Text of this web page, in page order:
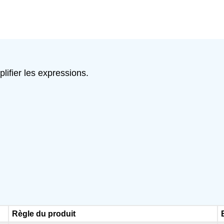
les expressions.
Règle du produit